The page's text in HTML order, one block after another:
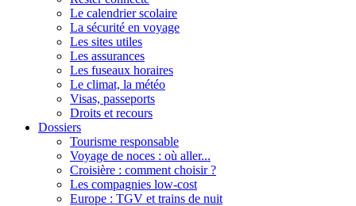
Le calendrier scolaire
La sécurité en voyage
Les sites utiles
Les assurances
Les fuseaux horaires
Le climat, la météo
Visas, passeports
Droits et recours
Dossiers
Tourisme responsable
Voyage de noces : où aller...
Croisière : comment choisir ?
Les compagnies low-cost
Europe : TGV et trains de nuit